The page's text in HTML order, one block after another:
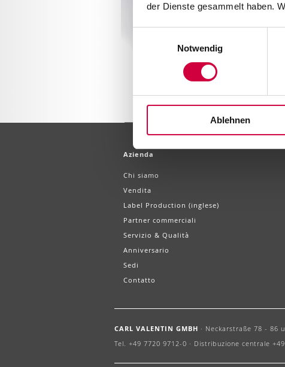
der Dienste gesammelt haben.
Notwendig
Ablehnen
Azienda
Chi siamo
Vendita
Label Production (inglese)
Partner commerciali
Servizio & Qualità
Anniversario
Sedi
Contatto
CARL VALENTIN GMBH · Neckarstraße 78 - 86
Tel. +49 7720 9712-0 · Distribuzione centrale